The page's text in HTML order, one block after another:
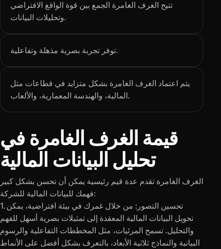
تتيح الغرف الغامرة الجمع بين قوة الواقع الافتراضي
وتحليلات البيانات.
توفر تجربة بصرية مذهلة وتفاعلية.
يتم اعتماد الغرف الغامرة بشكل متزايد في قطاعات مثل
المالية، والهندسة المعمارية، والألعاب.
قيمة الغرف الغامرة في
تحليل البيانات المالية
الغرف الغامرة تقدم عدة قيم رئيسية يمكن أن تحسن بشكل كبير
فهمك للبيانات المالية للشركة:
1. تحسين التصور: من خلال غمرك في بيئة افتراضية، يمكن
تحويل البيانات المالية المعقدة إلى تمثيلات بصرية أسهل للفهم
والتحليل. تسمح المرئيات، مثل المخططات التفاعلية والرسوم
البيانية والنماذج ثلاثية الأبعاد، بالتعرف بشكل أفضل على الأنماط